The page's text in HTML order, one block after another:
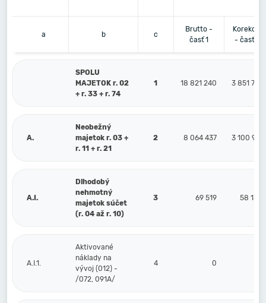
a b c
Brutto -
časť 1
Korekcia
- časť 2
SPOLU
MAJETOK r. 02
+ r. 33 + r. 74
1 18 821 240 3 851 752
A.
Neobežný
majetok r. 03 +
r. 11 + r. 21
2 8 064 437 3 100 931
A.I.
Dlhodobý
nehmotný
majetok súčet
(r. 04 až r. 10)
3 69 519 58 180
A.I.1.
Aktivované
náklady na
vývoj (012) -
/072, 091A/
4 0